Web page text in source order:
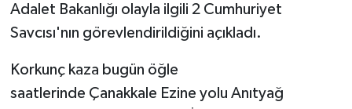
Adalet Bakanlığı olayla ilgili 2 Cumhuriyet
Savcısı'nın görevlendirildiğini açıkladı.
Korkunç kaza bugün öğle
saatlerinde Çanakkale Ezine yolu Anıtyağ